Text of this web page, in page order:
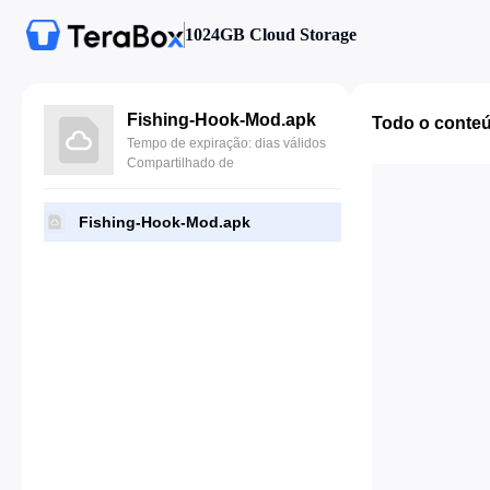
1024GB Cloud Storage
Fishing-Hook-Mod.apk
Tempo de expiração: dias válidos
Compartilhado de
Fishing-Hook-Mod.apk
Todo o